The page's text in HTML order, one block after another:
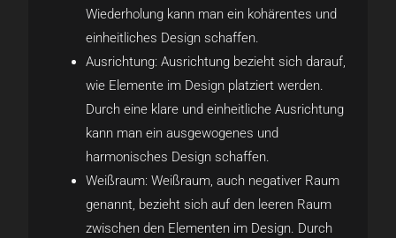
Wiederholung kann man ein kohärentes und
einheitliches Design schaffen.
Ausrichtung: Ausrichtung bezieht sich darauf,
wie Elemente im Design platziert werden.
Durch eine klare und einheitliche Ausrichtung
kann man ein ausgewogenes und
harmonisches Design schaffen.
Weißraum: Weißraum, auch negativer Raum
genannt, bezieht sich auf den leeren Raum
zwischen den Elementen im Design. Durch